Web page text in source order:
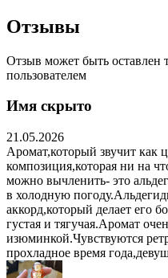
Отзывы
Отзыв может быть оставлен
пользователем
Имя скрыто
21.05.2026
Аромат,который звучит как
композиция,которая ни на
можно вычленить- это
в холодную
аккорд,который делает его
густая и тягучая.Аромат
изюминкой.Чувствуются
прохладное время